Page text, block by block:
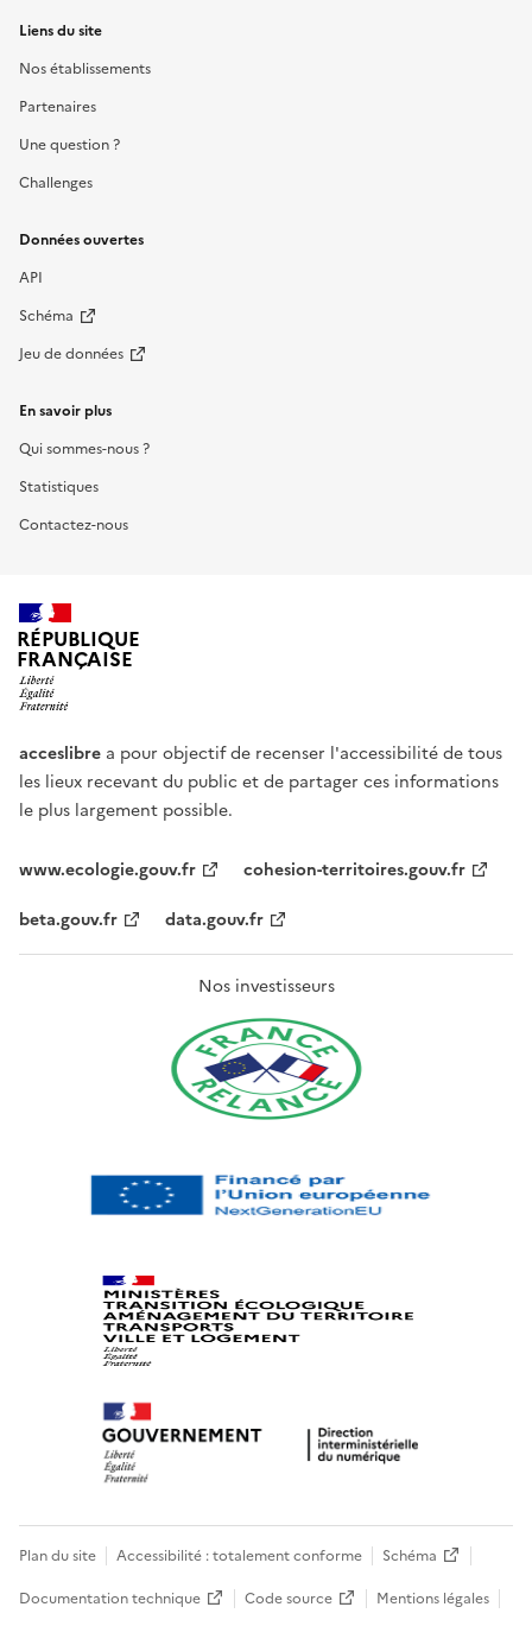
Liens du site
Nos établissements
Partenaires
Une question ?
Challenges
Données ouvertes
API
Schéma
Jeu de données
En savoir plus
Qui sommes-nous ?
Statistiques
Contactez-nous
RÉPUBLIQUE
FRANÇAISE
acceslibre a pour objectif de recenser l'accessibilité de tous
les lieux recevant du public et de partager ces informations
le plus largement possible.
www.ecologie.gouv.fr
cohesion-territoires.gouv.fr
beta.gouv.fr
data.gouv.fr
Nos investisseurs
Plan du site Accessibilité : totalement conforme
Schéma
Documentation technique
Code source Mentions légales